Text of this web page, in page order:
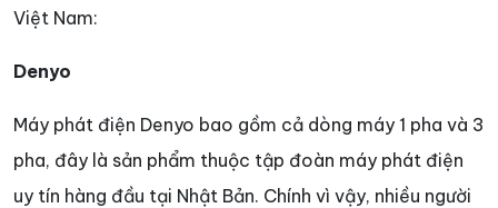
Việt Nam:
Denyo
Máy phát điện Denyo bao gồm cả dòng máy 1 pha và 3
pha, đây là sản phẩm thuộc tập đoàn máy phát điện
uy tín hàng đầu tại Nhật Bản. Chính vì vậy, nhiều người